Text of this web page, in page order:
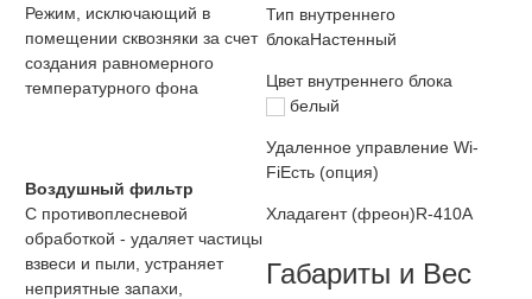
Режим, исключающий в
помещении сквозняки за счет
создания равномерного
температурного фона
Воздушный фильтр
С противоплесневой
обработкой - удаляет частицы
взвеси и пыли, устраняет
неприятные запахи,
Тип внутреннего
блокаНастенный
Цвет внутреннего блока
белый
Удаленное управление Wi-
FiЕсть (опция)
Хладагент (фреон)R-410A
Габариты и Вес